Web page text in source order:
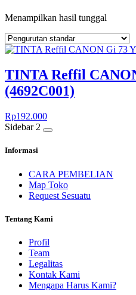
Menampilkan hasil tunggal
TINTA Reffil
(4692C001)
Rp192.000
Sidebar 2
Informasi
CARA PEMBELIAN
Map Toko
Request Sesuatu
Tentang Kami
Profil
Team
Legalitas
Kontak Kami
Mengapa Harus Kami?